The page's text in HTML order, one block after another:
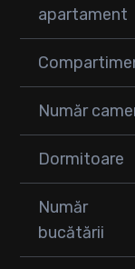
Zona excelenta:
• Sala de fitness,
• Statie de
0747 353 752
apartament
Număr
Dormitoare
Număr
bucătării